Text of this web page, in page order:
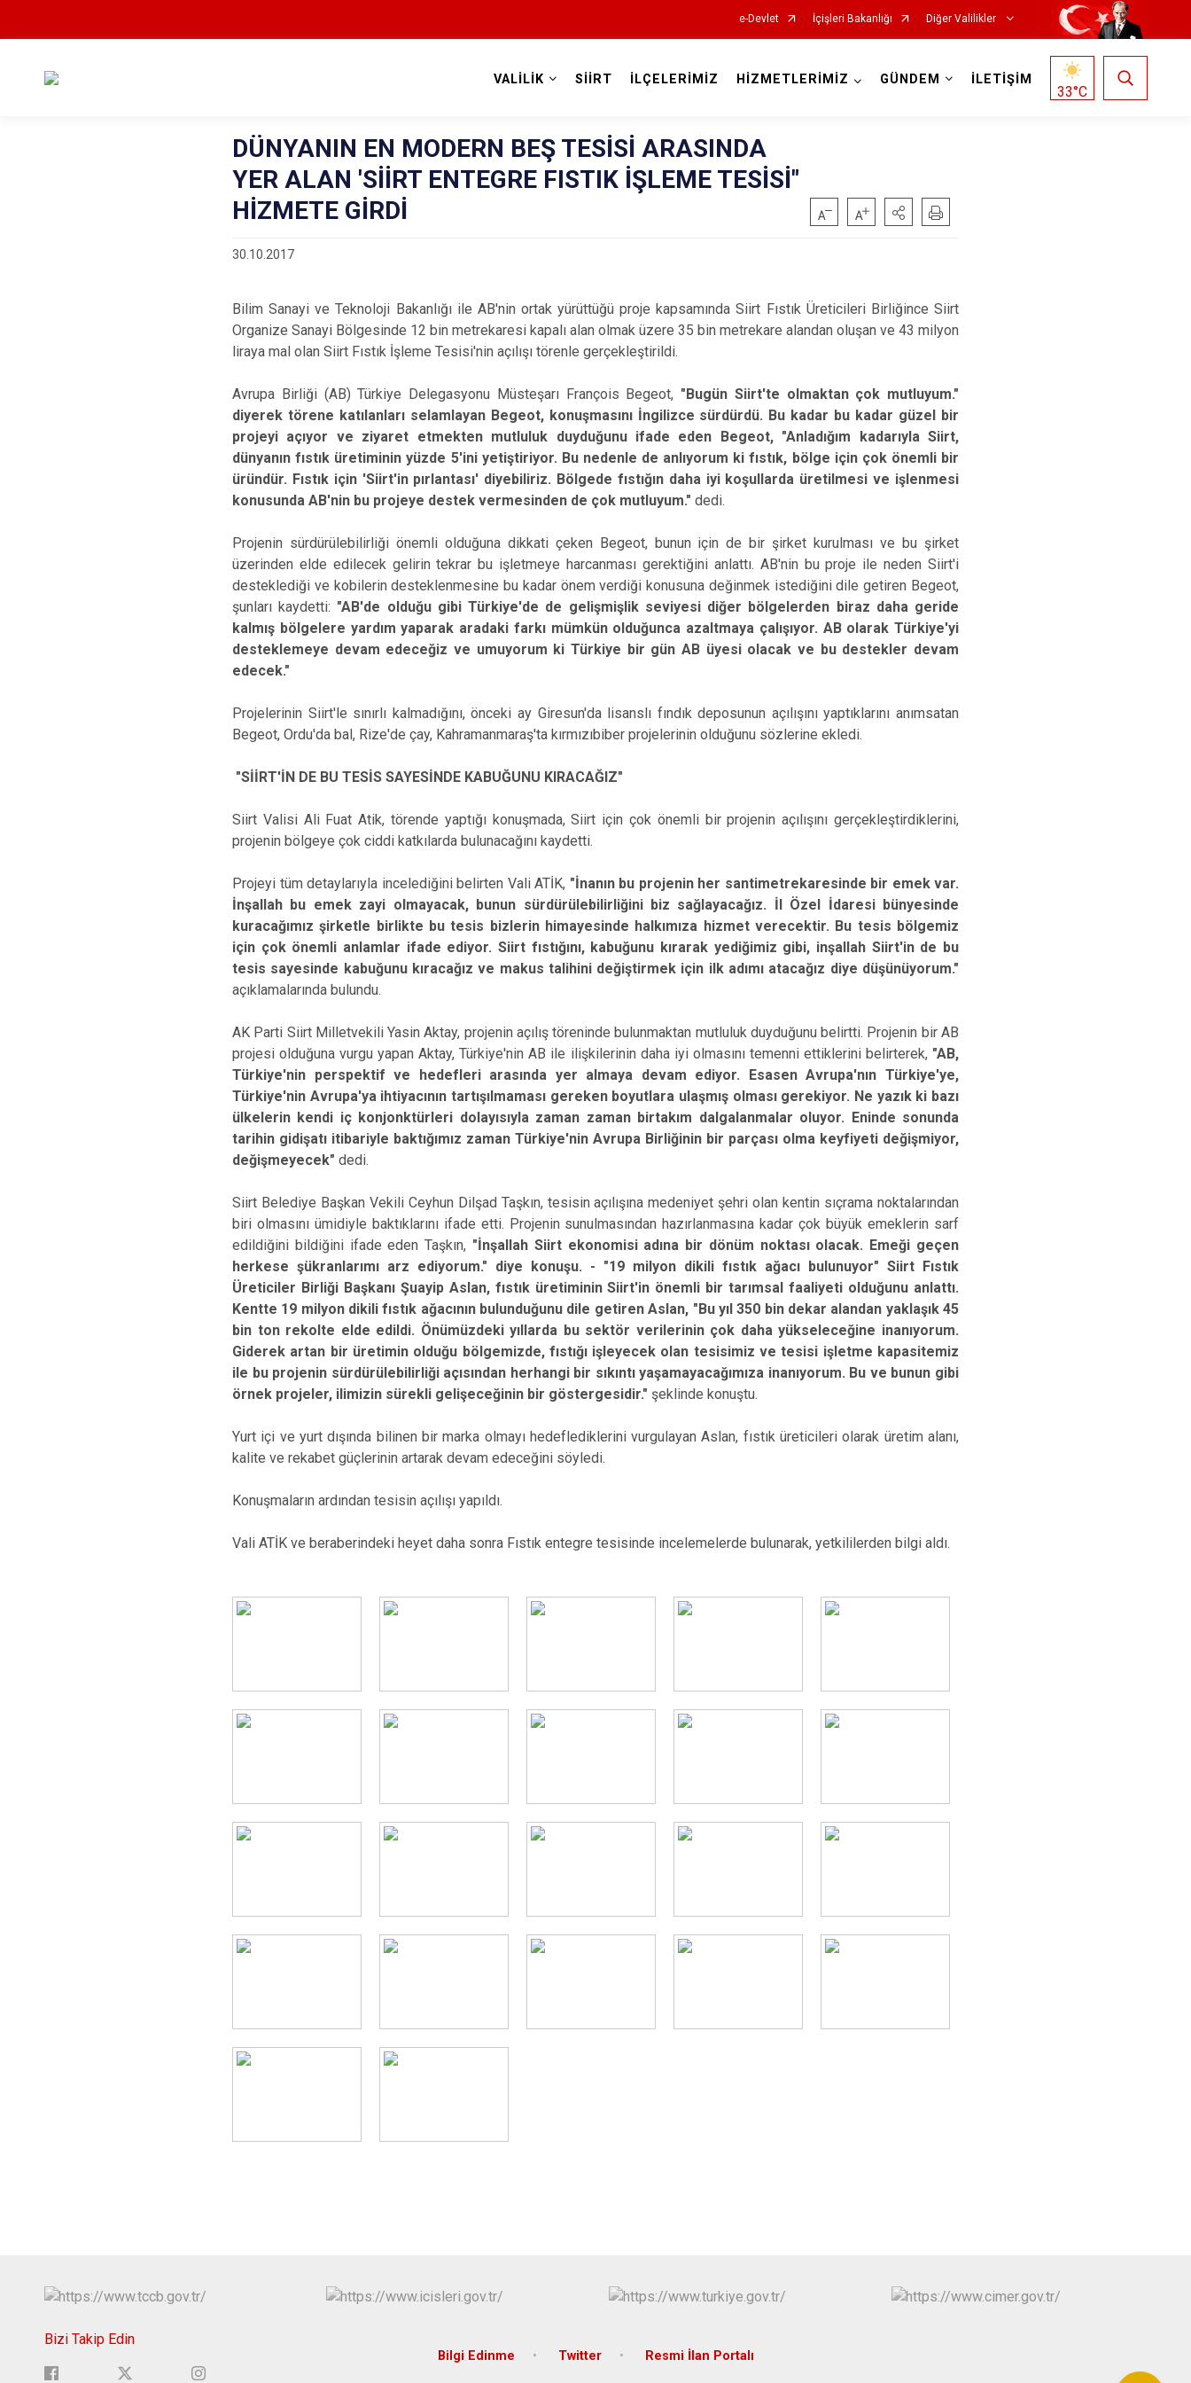
e-Devlet İçişleri Bakanlığı Diğer Valilikler
VALİLİK SİİRT İLÇELERİMİZ HİZMETLERİMİZ GÜNDEM İLETİŞİM
33°C
DÜNYANIN EN MODERN BEŞ TESİSİ ARASINDA
YER ALAN 'SİİRT ENTEGRE FISTIK İŞLEME TESİSİ"
HİZMETE GİRDİ
30.10.2017
Bilim Sanayi ve Teknoloji Bakanlığı ile AB'nin ortak yürüttüğü proje kapsamında Siirt Fıstık Üreticileri Birliğince Siirt
Organize Sanayi Bölgesinde 12 bin metrekaresi kapalı alan olmak üzere 35 bin metrekare alandan oluşan ve 43 milyon
liraya mal olan Siirt Fıstık İşleme Tesisi'nin açılışı törenle gerçekleştirildi.
Avrupa Birliği (AB) Türkiye Delegasyonu Müsteşarı François Begeot, "Bugün Siirt'te olmaktan çok mutluyum."
diyerek törene katılanları selamlayan Begeot, konuşmasını İngilizce sürdürdü. Bu kadar bu kadar güzel bir
projeyi açıyor ve ziyaret etmekten mutluluk duyduğunu ifade eden Begeot, "Anladığım kadarıyla Siirt,
dünyanın fıstık üretiminin yüzde 5'ini yetiştiriyor. Bu nedenle de anlıyorum ki fıstık, bölge için çok önemli bir
üründür. Fıstık için 'Siirt'in pırlantası' diyebiliriz. Bölgede fıstığın daha iyi koşullarda üretilmesi ve işlenmesi
konusunda AB'nin bu projeye destek vermesinden de çok mutluyum." dedi.
Projenin sürdürülebilirliği önemli olduğuna dikkati çeken Begeot, bunun için de bir şirket kurulması ve bu şirket
üzerinden elde edilecek gelirin tekrar bu işletmeye harcanması gerektiğini anlattı. AB'nin bu proje ile neden Siirt'i
desteklediği ve kobilerin desteklenmesine bu kadar önem verdiği konusuna değinmek istediğini dile getiren Begeot,
şunları kaydetti: "AB'de olduğu gibi Türkiye'de de gelişmişlik seviyesi diğer bölgelerden biraz daha geride
kalmış bölgelere yardım yaparak aradaki farkı mümkün olduğunca azaltmaya çalışıyor. AB olarak Türkiye'yi
desteklemeye devam edeceğiz ve umuyorum ki Türkiye bir gün AB üyesi olacak ve bu destekler devam
edecek."
Projelerinin Siirt'le sınırlı kalmadığını, önceki ay Giresun'da lisanslı fındık deposunun açılışını yaptıklarını anımsatan
Begeot, Ordu'da bal, Rize'de çay, Kahramanmaraş'ta kırmızıbiber projelerinin olduğunu sözlerine ekledi.
"SİİRT'İN DE BU TESİS SAYESİNDE KABUĞUNU KIRACAĞIZ"
Siirt Valisi Ali Fuat Atik, törende yaptığı konuşmada, Siirt için çok önemli bir projenin açılışını gerçekleştirdiklerini,
projenin bölgeye çok ciddi katkılarda bulunacağını kaydetti.
Projeyi tüm detaylarıyla incelediğini belirten Vali ATİK, "İnanın bu projenin her santimetrekaresinde bir emek var.
İnşallah bu emek zayi olmayacak, bunun sürdürülebilirliğini biz sağlayacağız. İl Özel İdaresi bünyesinde
kuracağımız şirketle birlikte bu tesis bizlerin himayesinde halkımıza hizmet verecektir. Bu tesis bölgemiz
için çok önemli anlamlar ifade ediyor. Siirt fıstığını, kabuğunu kırarak yediğimiz gibi, inşallah Siirt'in de bu
tesis sayesinde kabuğunu kıracağız ve makus talihini değiştirmek için ilk adımı atacağız diye düşünüyorum."
açıklamalarında bulundu.
AK Parti Siirt Milletvekili Yasin Aktay, projenin açılış töreninde bulunmaktan mutluluk duyduğunu belirtti. Projenin bir AB
projesi olduğuna vurgu yapan Aktay, Türkiye'nin AB ile ilişkilerinin daha iyi olmasını temenni ettiklerini belirterek, "AB,
Türkiye'nin perspektif ve hedefleri arasında yer almaya devam ediyor. Esasen Avrupa'nın Türkiye'ye,
Türkiye'nin Avrupa'ya ihtiyacının tartışılmaması gereken boyutlara ulaşmış olması gerekiyor. Ne yazık ki bazı
ülkelerin kendi iç konjonktürleri dolayısıyla zaman zaman birtakım dalgalanmalar oluyor. Eninde sonunda
tarihin gidişatı itibariyle baktığımız zaman Türkiye'nin Avrupa Birliğinin bir parçası olma keyfiyeti değişmiyor,
değişmeyecek" dedi.
Siirt Belediye Başkan Vekili Ceyhun Dilşad Taşkın, tesisin açılışına medeniyet şehri olan kentin sıçrama noktalarından
biri olmasını ümidiyle baktıklarını ifade etti. Projenin sunulmasından hazırlanmasına kadar çok büyük emeklerin sarf
edildiğini bildiğini ifade eden Taşkın, "İnşallah Siirt ekonomisi adına bir dönüm noktası olacak. Emeği geçen
herkese şükranlarımı arz ediyorum." diye konuşu. - "19 milyon dikili fıstık ağacı bulunuyor" Siirt Fıstık
Üreticiler Birliği Başkanı Şuayip Aslan, fıstık üretiminin Siirt'in önemli bir tarımsal faaliyeti olduğunu anlattı.
Kentte 19 milyon dikili fıstık ağacının bulunduğunu dile getiren Aslan, "Bu yıl 350 bin dekar alandan yaklaşık 45
bin ton rekolte elde edildi. Önümüzdeki yıllarda bu sektör verilerinin çok daha yükseleceğine inanıyorum.
Giderek artan bir üretimin olduğu bölgemizde, fıstığı işleyecek olan tesisimiz ve tesisi işletme kapasitemiz
ile bu projenin sürdürülebilirliği açısından herhangi bir sıkıntı yaşamayacağımıza inanıyorum. Bu ve bunun gibi
örnek projeler, ilimizin sürekli gelişeceğinin bir göstergesidir." şeklinde konuştu.
Yurt içi ve yurt dışında bilinen bir marka olmayı hedeflediklerini vurgulayan Aslan, fıstık üreticileri olarak üretim alanı,
kalite ve rekabet güçlerinin artarak devam edeceğini söyledi.
Konuşmaların ardından tesisin açılışı yapıldı.
Vali ATİK ve beraberindeki heyet daha sonra Fıstık entegre tesisinde incelemelerde bulunarak, yetkililerden bilgi aldı.
Bizi Takip Edin
Bilgi Edinme Twitter Resmi İlan Portalı